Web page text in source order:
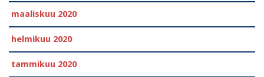
maaliskuu 2020
helmikuu 2020
tammikuu 2020